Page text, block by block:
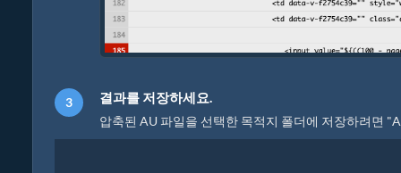
결과를 저장하세요.
압축된 AU 파일을 선택한 목적지 폴더에 저장하려면